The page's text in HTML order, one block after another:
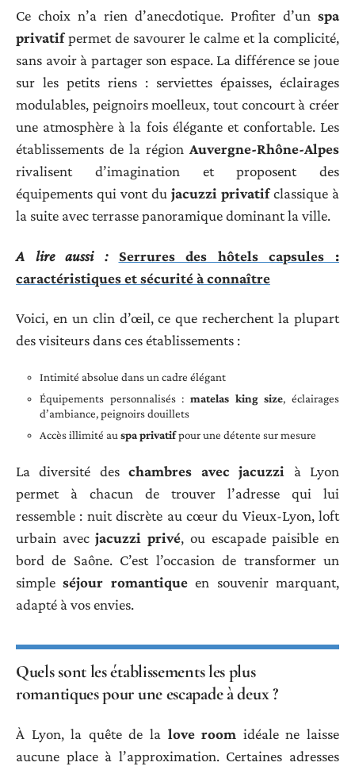
Ce choix n’a rien d’anecdotique. Profiter d’un spa
privatifpermet de savourer le calme et la complicité,
sans avoir à partager son espace. La différence se joue
sur les petits riens : serviettes épaisses, éclairages
modulables, peignoirs moelleux, tout concourt à créer
une atmosphère à la fois élégante et confortable. Les
établissements de la région Auvergne-Rhône-Alpes
rivalisent d’imagination et proposent des
équipements qui vont du jacuzzi privatifclassique à
la suite avec terrasse panoramique dominant la ville.
A lire aussi :
Serrures des hôtels capsules :
caractéristiques et sécurité à connaître
Voici, en un clin d’œil, ce que recherchent la plupart
des visiteurs dans ces établissements :
Intimité absolue dans un cadre élégant
Équipements personnalisés : matelas king size, éclairages
d’ambiance, peignoirs douillets
Accès illimité au spa privatifpour une détente sur mesure
La diversité deschambres avec jacuzzi à Lyon
permet à chacun de trouver l’adresse qui lui
ressemble : nuit discrète au cœur du Vieux-Lyon, loft
urbain avecjacuzzi privé, ou escapade paisible en
bord de Saône. C’est l’occasion de transformer un
simpleséjour romantiqueen souvenir marquant,
adapté à vos envies.
Quels sont les établissements les plus
romantiques pour une escapade à deux ?
À Lyon, la quête de la love room idéale ne laisse
aucune place à l’approximation. Certaines adresses